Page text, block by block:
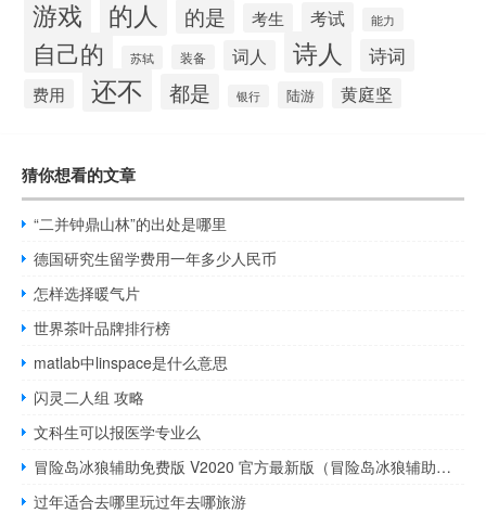
游戏 的人 的是 考生 考试 能力
自己的 苏轼 装备 词人 诗人 诗词
费用 还不 都是 银行 陆游 黄庭坚
猜你想看的文章
“二并钟鼎山林”的出处是哪里
德国研究生留学费用一年多少人民币
怎样选择暖气片
世界茶叶品牌排行榜
matlab中linspace是什么意思
闪灵二人组 攻略
文科生可以报医学专业么
冒险岛冰狼辅助免费版 V2020 官方最新版（冒险岛冰狼辅助免费版 V2020 官方最新版功能简介）
过年适合去哪里玩过年去哪旅游